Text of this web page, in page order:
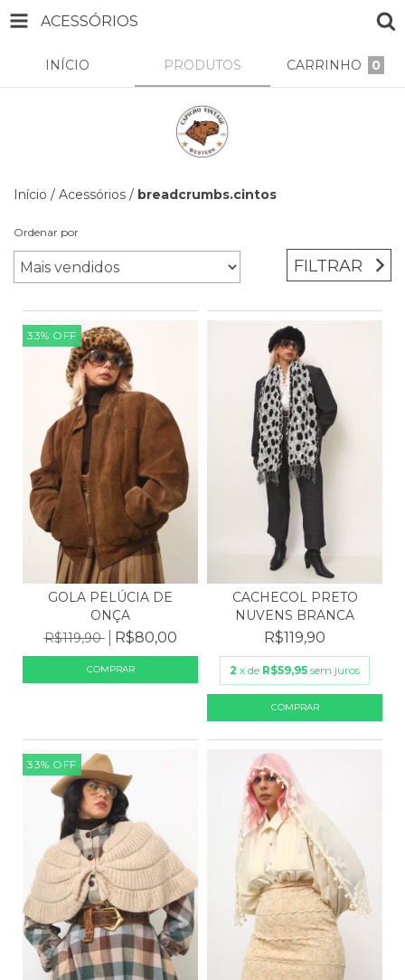
ACESSÓRIOS
INÍCIO PRODUTOS CARRINHO 0
Início / Acessórios / breadcrumbs.cintos
Ordenar por
FILTRAR
33% OFF
GOLA PELÚCIA DE
ONÇA
R$119,90
R$80,00
CACHECOL PRETO
NUVENS BRANCA
R$119,90
2 x de R$59,95 sem juros
33% OFF